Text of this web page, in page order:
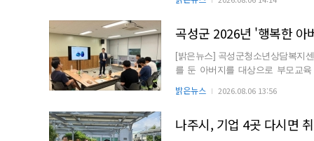
곡성군 2026년 '행복한 아
[밝은뉴스] 곡성군청소년상담복지
를 둔 아버지를 대상으로 부모교
밝은뉴스 2026.08.06 13:56
나주시, 기업 4곳 다시면